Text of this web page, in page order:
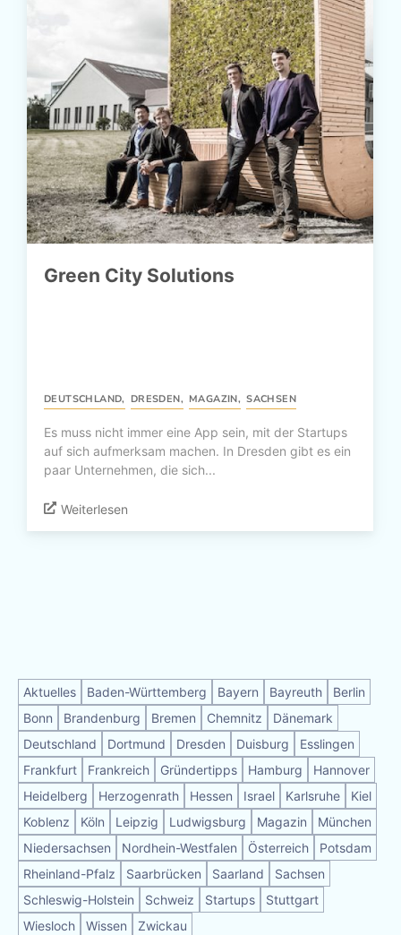
Green City Solutions
DEUTSCHLAND, DRESDEN, MAGAZIN, SACHSEN
Es muss nicht immer eine App sein, mit der Startups
auf sich aufmerksam machen. In Dresden gibt es ein
paar Unternehmen, die sich...
Weiterlesen
Aktuelles Baden-Württemberg Bayern Bayreuth
Berlin
Bonn
Brandenburg Bremen Chemnitz
Dänemark
Deutschland
Dortmund Dresden Duisburg
Esslingen
Frankfurt
Frankreich Gründertipps Hamburg
Hannover
Heidelberg
Herzogenrath Hessen Israel Karlsruhe
Kiel
Koblenz
Köln Leipzig Ludwigsburg Magazin
München
Niedersachsen
Nordhein-Westfalen Österreich
Potsdam
Rheinland-Pfalz
Saarbrücken Saarland
Sachsen
Schleswig-Holstein
Schweiz Startups
Stuttgart
Wiesloch
Wissen Zwickau